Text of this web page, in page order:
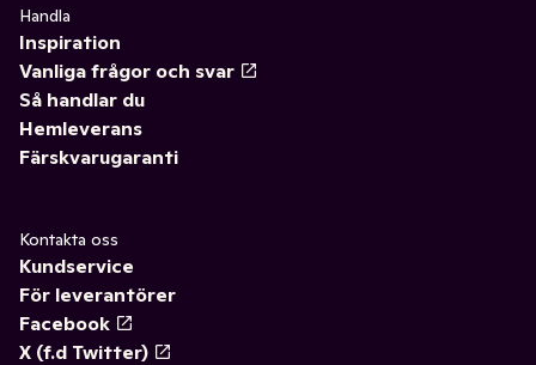
Handla
Inspiration
Vanliga frågor och svar
Så handlar du
Hemleverans
Färskvarugaranti
Kontakta oss
Kundservice
För leverantörer
Facebook
X (f.d Twitter)